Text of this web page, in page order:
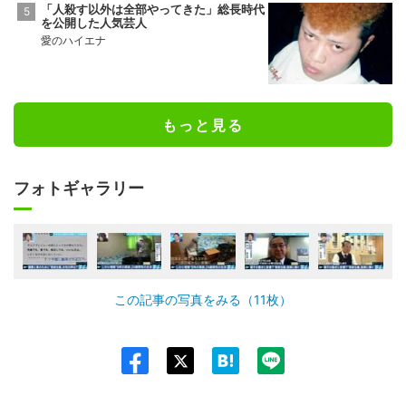
「人殺す以外は全部やってきた」総長時代
を公開した人気芸人
愛のハイエナ
もっと見る
フォトギャラリー
この記事の写真をみる（11枚）